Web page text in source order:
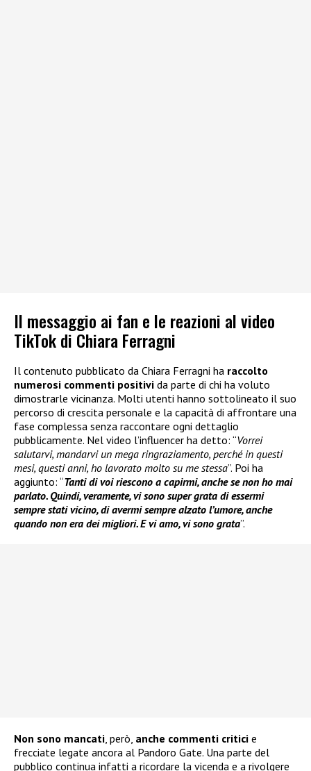
Il messaggio ai fan e le reazioni al video
TikTok di Chiara Ferragni
Il contenuto pubblicato da Chiara Ferragni ha raccolto
numerosi commenti positivi da parte di chi ha voluto
dimostrarle vicinanza. Molti utenti hanno sottolineato il suo
percorso di crescita personale e la capacità di affrontare una
fase complessa senza raccontare ogni dettaglio
pubblicamente. Nel video l’influencer ha detto: “Vorrei
salutarvi, mandarvi un mega ringraziamento, perché in questi
mesi, questi anni, ho lavorato molto su me stessa”. Poi ha
aggiunto: “Tanti di voi riescono a capirmi, anche se non ho mai
parlato. Quindi, veramente, vi sono super grata di essermi
sempre stati vicino, di avermi sempre alzato l’umore, anche
quando non era dei migliori. E vi amo, vi sono grata”.
Non sono mancati , però, anche commenti critici e
frecciate legate ancora al Pandoro Gate. Una parte del
pubblico continua infatti a ricordare la vicenda e a rivolgere